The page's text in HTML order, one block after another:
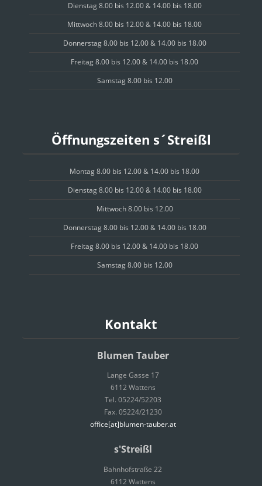
Dienstag 8.00 bis 12.00 & 14.00 bis 18.00
Mittwoch 8.00 bis 12.00 & 14.00 bis 18.00
Donnerstag 8.00 bis 12.00 & 14.00 bis 18.00
Freitag 8.00 bis 12.00 & 14.00 bis 18.00
Samstag 8.00 bis 12.00
Öffnungszeiten s´Streißl
Montag 8.00 bis 12.00 & 14.00 bis 18.00
Dienstag 8.00 bis 12.00 & 14.00 bis 18.00
Mittwoch 8.00 bis 12.00
Donnerstag 8.00 bis 12.00 & 14.00 bis 18.00
Freitag 8.00 bis 12.00 & 14.00 bis 18.00
Samstag 8.00 bis 12.00
Kontakt
Blumen Tauber
Lange Gasse 17
6112 Wattens
Tel. 05224/52203
Fax. 05224/21230
office[at]blumen-tauber.at
s'Streißl
Bahnhofstraße 22
6112 Wattens